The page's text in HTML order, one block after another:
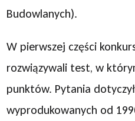
Budowlanych).
W pierwszej części
rozwiązywali test, w
punktów. Pytania
wyprodukowanych od